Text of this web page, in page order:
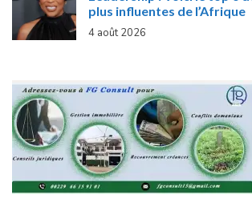
plus influentes de l’Afrique
4 août 2026